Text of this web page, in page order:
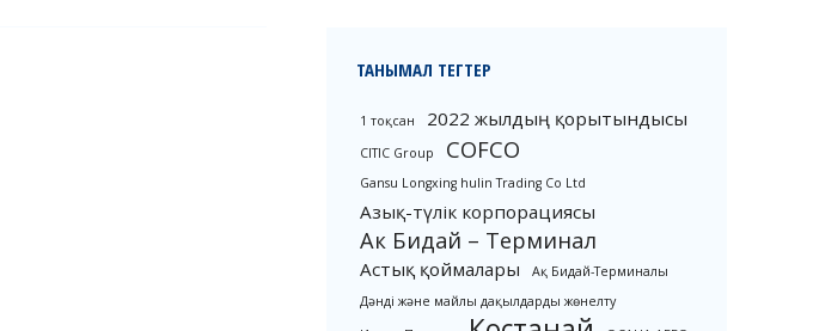
ТАНЫМАЛ ТЕГТЕР
1 тоқсан 2022 жылдың қорытындысы
CITIC Group COFCO
Gansu Longxing hulin Trading Co Ltd
Азық-түлік корпорациясы
Ак Бидай – Терминал
Астық қоймалары
Ақ Бидай-Терминалы
Дәнді және майлы дақылдарды жөнелту